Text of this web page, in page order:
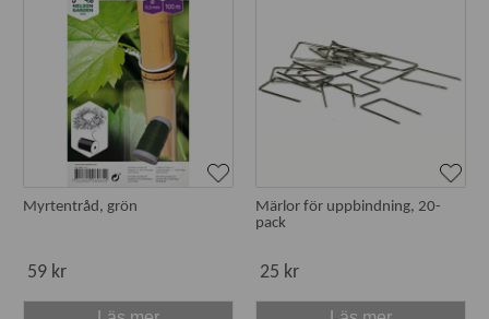
Myrtentråd, grön
59 kr
Märlor för uppbindning, 20-
pack
25 kr